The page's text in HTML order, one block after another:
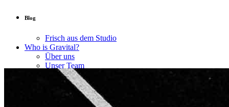
Blog
Frisch aus dem Studio
Who is Gravital?
Über uns
Unser Team
AGB
Impressum
Datenschutzerklärung
Starke Partner für starke Ergebnisse